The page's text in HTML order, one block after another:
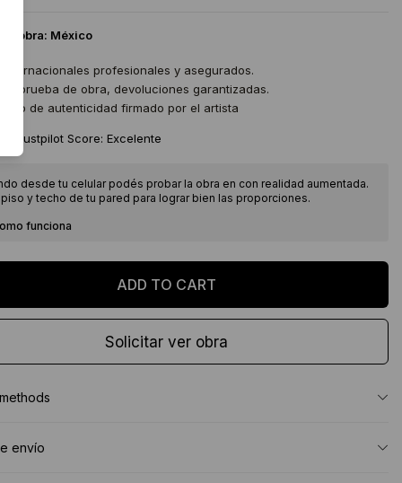
la obra: México
internacionales profesionales y asegurados.
prueba de obra, devoluciones garantizadas.
de autenticidad firmado por el artista
Trustpilot Score: Excelente
desde tu celular podés probar la obra en con realidad aumentada.
y techo de tu pared para lograr bien las proporciones.
funciona
Solicitar ver obra
envío